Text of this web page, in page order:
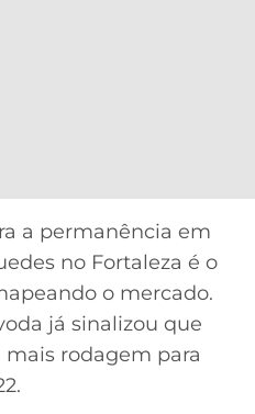
a permanência em
no Fortaleza é o
o mercado.
já sinalizou que
rodagem para